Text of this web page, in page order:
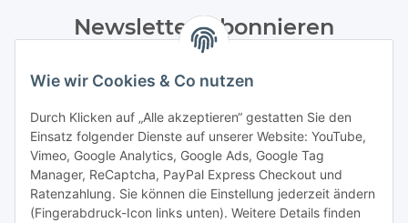
Wie wir Cookies & Co nutzen
Durch Klicken auf „Alle akzeptieren“ gestatten Sie den
Einsatz folgender Dienste auf unserer Website: YouTube,
Vimeo, Google Analytics, Google Ads, Google Tag
Manager, ReCaptcha, PayPal Express Checkout und
Ratenzahlung. Sie können die Einstellung jederzeit ändern
(Fingerabdruck-Icon links unten). Weitere Details finden
Newsletter Abonnieren
Datenschutzerklärungregelmäßig und jederzeit widerruflich
Abonnieren
Informationen